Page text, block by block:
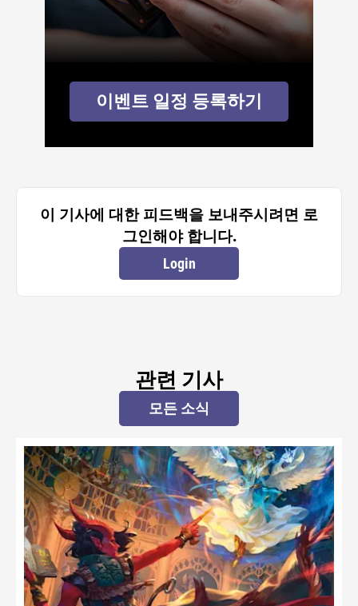
이벤트 일정 등록하기
이 기사에 대한 피드백을 보내주시려면 로
그인해야 합니다.
Login
관련 기사
모든 소식